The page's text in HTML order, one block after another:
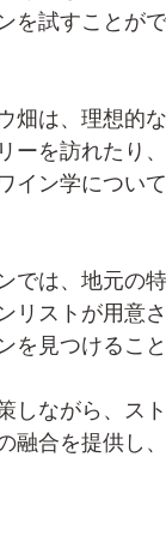
を試すことが
畑は、理想的
ーを訪れたり
イン学につい
では、地元の
リストが用意
を見つけるこ
しながら、ス
融合を提供し